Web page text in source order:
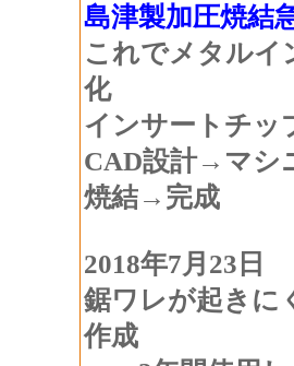
島津製加圧焼結
これでメタルイ
化
インサートチッ
CAD設計→マシ
焼結→完成
2018年7月23日
鋸ワレが起きに
作成